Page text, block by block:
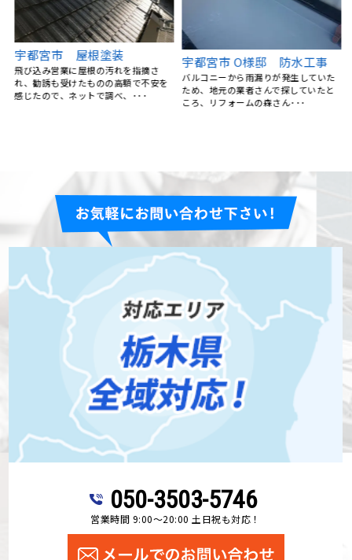
宇都宮市 屋根塗装
飛び込み営業に屋根の汚れを指摘さ
れ、勧誘も受けたものの高額で不安を
宇都宮市 O様邸 防水工事
バルコニーから雨漏りが発生していた
ため、地元の業者さんで探していたと
ころ、リフォームの森さん･･･
050-3503-5746
営業時間 9:00～20:00 土日祝も対応！